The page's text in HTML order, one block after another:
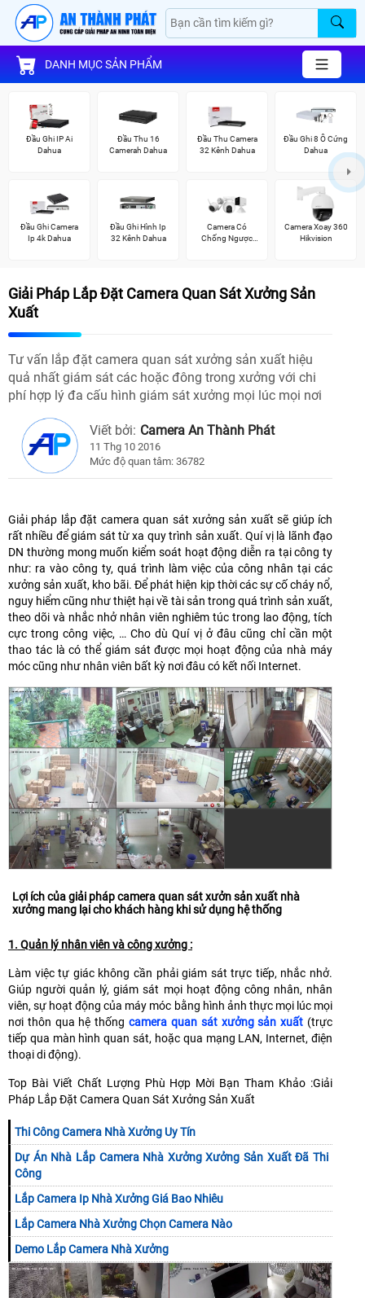
DANH MỤC SẢN PHẨM
Đầu Ghi IP Ai
Dahua
Đầu Thu 16
Camerah Dahua
Đầu Thu Camera
32 Kênh Dahua
Đầu Ghi 8 Ổ Cứng
Dahua
Đầu Ghi Camera
Ip 4k Dahua
Đầu Ghi Hình Ip
32 Kênh Dahua
Camera Có
Chống Ngược
Camera Xoay 360
Hikvision
Giải Pháp Lắp Đặt Camera Quan Sát Xưởng Sản
Xuất
Tư vấn lắp đặt camera quan sát xưởng sản xuất hiệu
quả nhất giám sát các hoặc đông trong xưởng với chi
phí hợp lý đa cấu hình giám sát xưởng mọi lúc mọi nơi
Viết bởi: Camera An Thành Phát
11 Thg 10 2016
Mức độ quan tâm: 36782
Giải pháp lắp đặt camera quan sát xưởng sản xuất sẽ giúp ích
rất nhiều để giám sát từ xa quy trình sản xuất. Quí vị là lãnh đạo
DN thường mong muốn kiểm soát hoạt động diễn ra tại công ty
như: ra vào công ty, quá trình làm việc của công nhân tại các
xưởng sản xuất, kho bãi. Để phát hiện kịp thời các sự cố cháy nổ,
nguy hiểm cũng như thiệt hại về tài sản trong quá trình sản xuất,
theo dõi và nhắc nhở nhân viên nghiêm túc trong lao động, tích
cực trong công việc, … Cho dù Quí vị ở đâu cũng chỉ cần một
thao tác là có thể giám sát được mọi hoạt động của nhà máy
móc cũng như nhân viên bất kỳ nơi đâu có kết nối Internet.
Lợi ích của giải pháp camera quan sát xưởn sản xuất nhà
xưởng mang lại cho khách hàng khi sử dụng hệ thống
1. Quản lý nhân viên và công xưởng :
Làm việc tự giác không cần phải giám sát trực tiếp, nhắc nhở.
Giúp người quản lý, giám sát mọi hoạt động công nhân, nhân
viên, sự hoạt động của máy móc bằng hình ảnh thực mọi lúc mọi
nơi thôn qua hệ thốngcamera quan sát xưởng sản xuất (trực
tiếp qua màn hình quan sát, hoặc qua mạng LAN, Internet, điện
thoại di động).
Top Bài Viết Chất Lượng Phù Hợp Mời Bạn Tham Khảo :Giải
Pháp Lắp Đặt Camera Quan Sát Xưởng Sản Xuất
Thi Công Camera Nhà Xưởng Uy Tín
Dự Án Nhà Lắp Camera Nhà Xưởng Xưởng Sản Xuất Đã Thi
Công
Lắp Camera Ip Nhà Xưởng Giá Bao Nhiêu
Lắp Camera Nhà Xưởng Chọn Camera Nào
Demo Lắp Camera Nhà Xưởng